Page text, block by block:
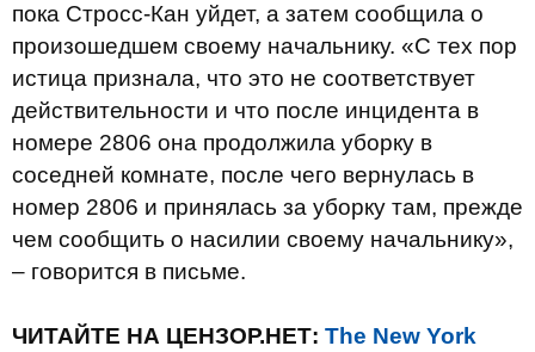
пока Стросс-Кан уйдет, а затем сообщила о
произошедшем своему начальнику. «С тех пор
истица признала, что это не соответствует
действительности и что после инцидента в
номере 2806 она продолжила уборку в
соседней комнате, после чего вернулась в
номер 2806 и принялась за уборку там, прежде
чем сообщить о насилии своему начальнику»,
– говорится в письме.
ЧИТАЙТЕ НА ЦЕНЗОР.НЕТ: The New York